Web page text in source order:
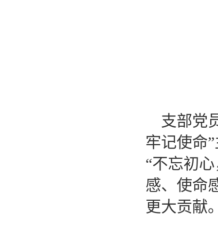
支部党
牢记使命
“不忘初
感、使命
更大贡献